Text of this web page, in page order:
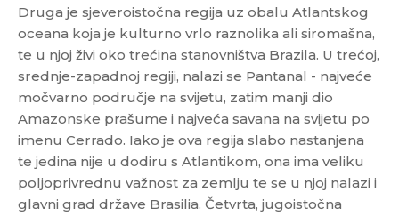
Druga je sjeveroistočna regija uz obalu Atlantskog
oceana koja je kulturno vrlo raznolika ali siromašna,
te u njoj živi oko trećina stanovništva Brazila. U trećoj,
srednje-zapadnoj regiji, nalazi se Pantanal - najveće
močvarno područje na svijetu, zatim manji dio
Amazonske prašume i najveća savana na svijetu po
imenu Cerrado. Iako je ova regija slabo nastanjena
te jedina nije u dodiru s Atlantikom, ona ima veliku
poljoprivrednu važnost za zemlju te se u njoj nalazi i
glavni grad države Brasilia. Četvrta, jugoistočna